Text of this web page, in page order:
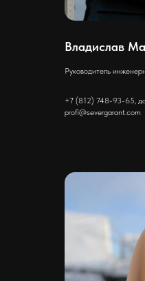
Владислав
Руководитель
+7 (812) 748-93-65,
profi@severgarant.com